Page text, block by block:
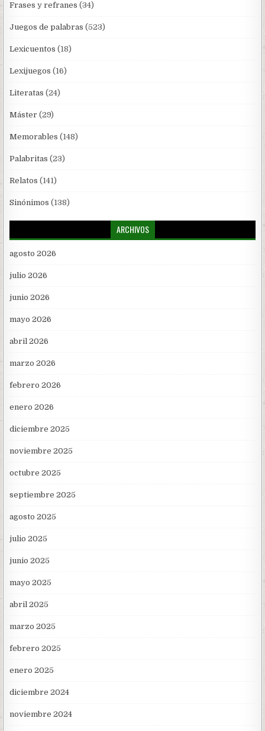
Frases y refranes (34)
Juegos de palabras (523)
Lexicuentos (18)
Lexijuegos (16)
Literatas (24)
Máster (29)
Memorables (148)
Palabritas (23)
Relatos (141)
Sinónimos (138)
ARCHIVOS
agosto 2026
julio 2026
junio 2026
mayo 2026
abril 2026
marzo 2026
febrero 2026
enero 2026
diciembre 2025
noviembre 2025
octubre 2025
septiembre 2025
agosto 2025
julio 2025
junio 2025
mayo 2025
abril 2025
marzo 2025
febrero 2025
enero 2025
diciembre 2024
noviembre 2024